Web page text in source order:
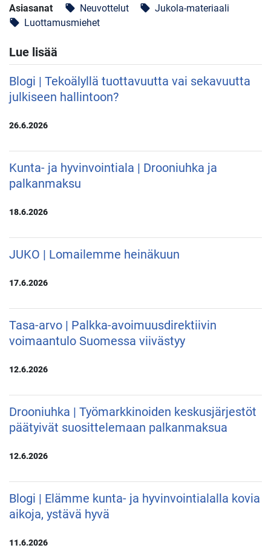
Asiasanat local_offer Neuvottelut local_offer Jukola-materiaali
local_offer Luottamusmiehet
Lue lisää
Blogi | Tekoälyllä tuottavuutta vai sekavuutta
julkiseen hallintoon?
26.6.2026
Kunta- ja hyvinvointiala | Drooniuhka ja
palkanmaksu
18.6.2026
JUKO | Lomailemme heinäkuun
17.6.2026
Tasa-arvo | Palkka-avoimuusdirektiivin
voimaantulo Suomessa viivästyy
12.6.2026
Drooniuhka | Työmarkkinoiden keskusjärjestöt
päätyivät suosittelemaan palkanmaksua
12.6.2026
Blogi | Elämme kunta- ja hyvinvointialalla kovia
aikoja, ystävä hyvä
11.6.2026